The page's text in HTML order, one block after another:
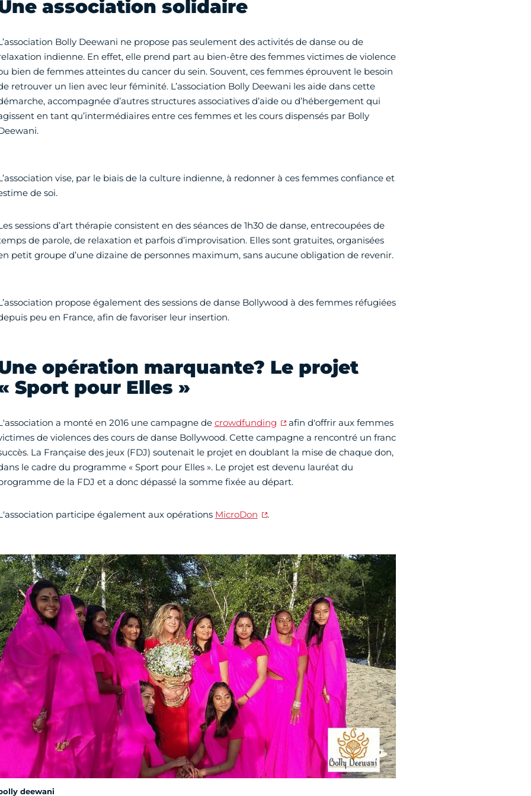
association solidaire
Bolly Deewani ne propose pas seulement des activités de danse ou de
indienne. En effet, elle prend part au bien-être des femmes victimes de violence
bien de femmes atteintes du cancer du sein. Souvent, ces femmes éprouvent le besoin
retrouver un lien avec leur féminité. L’association Bolly Deewani les aide dans cette
accompagnée d’autres structures associatives d’aide ou d’hébergement qui
en tant qu’intermédiaires entre ces femmes et les cours dispensés par Bolly
vise, par le biais de la culture indienne, à redonner à ces femmes confiance et
de soi.
sessions d’art thérapie consistent en des séances de 1h30 de danse, entrecoupées de
de parole, de relaxation et parfois d’improvisation. Elles sont gratuites, organisées
petit groupe d’une dizaine de personnes maximum, sans aucune obligation de revenir.
propose également des sessions de danse Bollywood à des femmes réfugiées
peu en France, afin de favoriser leur insertion.
opération marquante? Le projet
Sport pour Elles »
a monté en 2016 une campagne de crowdfunding
afin d'offrir aux femmes
de violences des cours de danse Bollywood. Cette campagne a rencontré un franc
La Française des jeux (FDJ) soutenait le projet en doublant la mise de chaque don,
le cadre du programme « Sport pour Elles ». Le projet est devenu lauréat du
de la FDJ et a donc dépassé la somme fixée au départ.
participe également aux opérations MicroDon .
deewani